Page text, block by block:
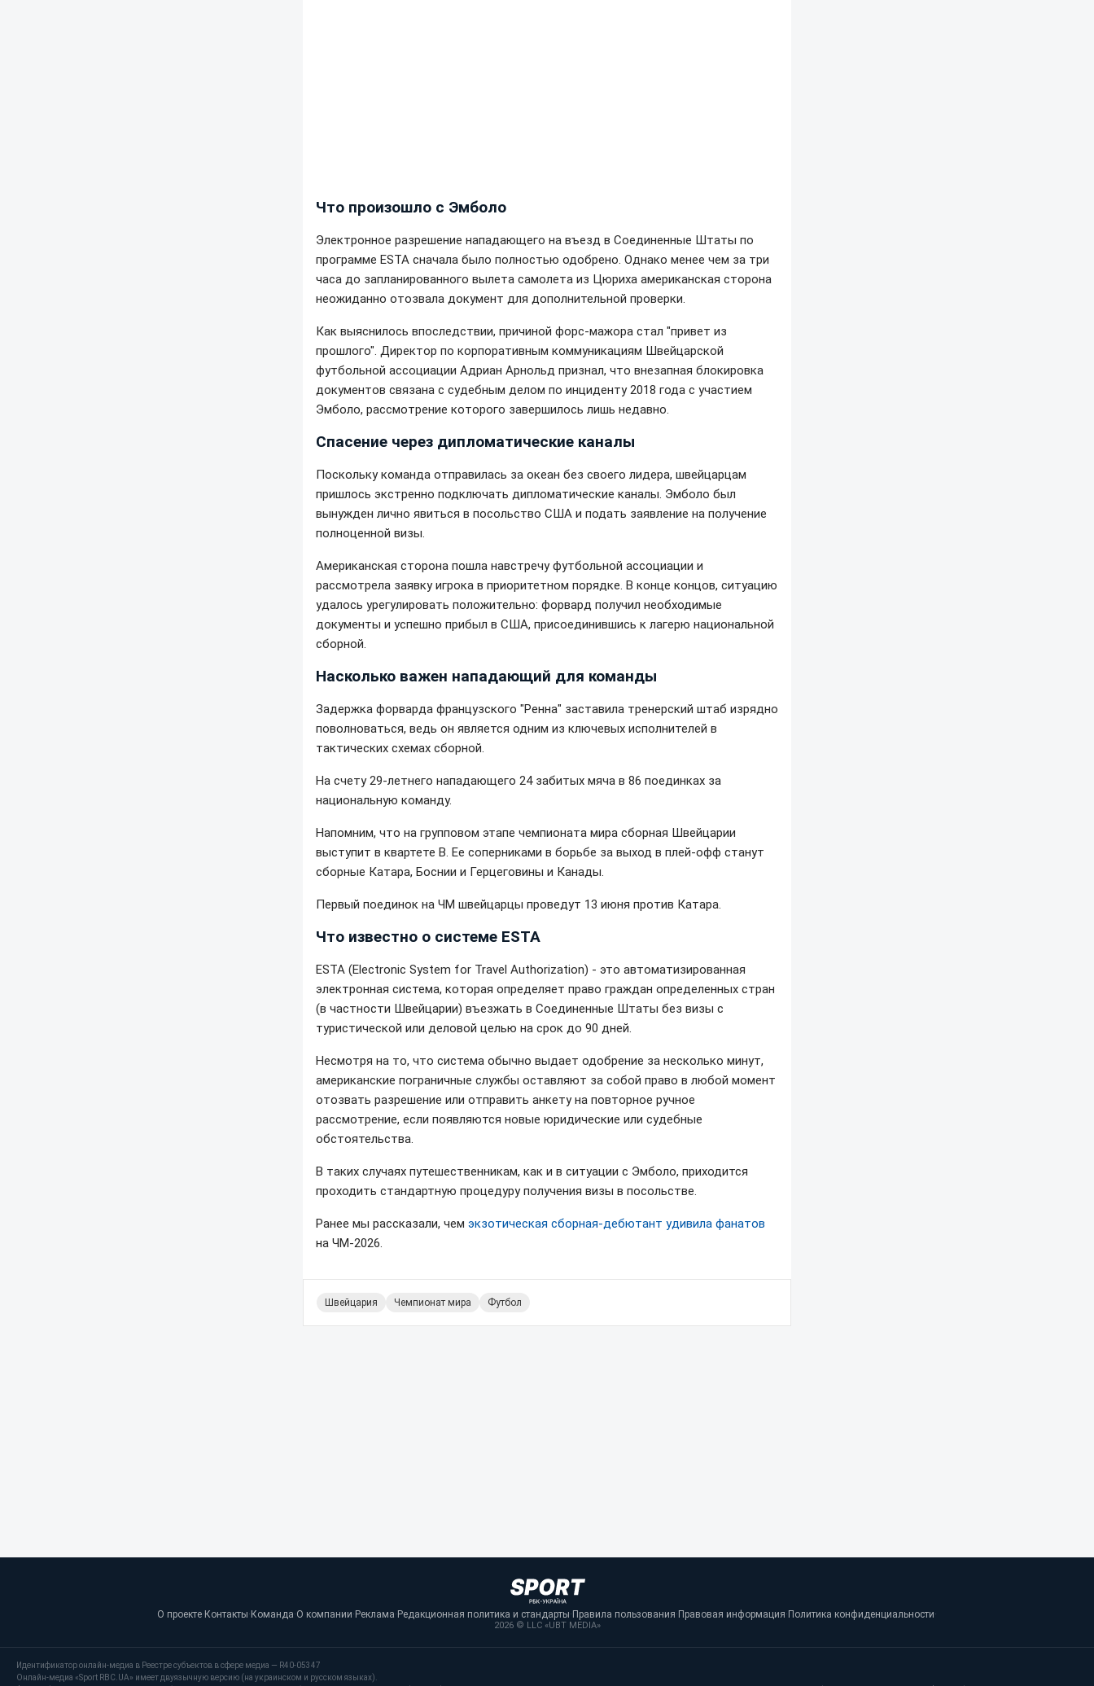
Что произошло с Эмболо
Электронное разрешение нападающего на въезд в Соединенные Штаты по
программе ESTA сначала было полностью одобрено. Однако менее чем за три
часа до запланированного вылета самолета из Цюриха американская сторона
неожиданно отозвала документ для дополнительной проверки.
Как выяснилось впоследствии, причиной форс-мажора стал "привет из
прошлого". Директор по корпоративным коммуникациям Швейцарской
футбольной ассоциации Адриан Арнольд признал, что внезапная блокировка
документов связана с судебным делом по инциденту 2018 года с участием
Эмболо, рассмотрение которого завершилось лишь недавно.
Спасение через дипломатические каналы
Поскольку команда отправилась за океан без своего лидера, швейцарцам
пришлось экстренно подключать дипломатические каналы. Эмболо был
вынужден лично явиться в посольство США и подать заявление на получение
полноценной визы.
Американская сторона пошла навстречу футбольной ассоциации и
рассмотрела заявку игрока в приоритетном порядке. В конце концов, ситуацию
удалось урегулировать положительно: форвард получил необходимые
документы и успешно прибыл в США, присоединившись к лагерю национальной
сборной.
Насколько важен нападающий для команды
Задержка форварда французского "Ренна" заставила тренерский штаб изрядно
поволноваться, ведь он является одним из ключевых исполнителей в
тактических схемах сборной.
На счету 29-летнего нападающего 24 забитых мяча в 86 поединках за
национальную команду.
Напомним, что на групповом этапе чемпионата мира сборная Швейцарии
выступит в квартете B. Ее соперниками в борьбе за выход в плей-офф станут
сборные Катара, Боснии и Герцеговины и Канады.
Первый поединок на ЧМ швейцарцы проведут 13 июня против Катара.
Что известно о системе ESTA
ESTA (Electronic System for Travel Authorization) - это автоматизированная
электронная система, которая определяет право граждан определенных стран
(в частности Швейцарии) въезжать в Соединенные Штаты без визы с
туристической или деловой целью на срок до 90 дней.
Несмотря на то, что система обычно выдает одобрение за несколько минут,
американские пограничные службы оставляют за собой право в любой момент
отозвать разрешение или отправить анкету на повторное ручное
рассмотрение, если появляются новые юридические или судебные
обстоятельства.
В таких случаях путешественникам, как и в ситуации с Эмболо, приходится
проходить стандартную процедуру получения визы в посольстве.
Ранее мы рассказали, чем экзотическая сборная-дебютант удивила фанатов
на ЧМ-2026.
Швейцария Чемпионат мира Футбол
О проекте· Контакты· Команда·О компании· Реклама· Редакционная политика и стандарты· Правила пользования· Правовая информация· Политика конфиденциальности·
2026 © LLC «UBT MEDIA»
Идентификатор онлайн-медиа в Реестре субъектов в сфере медиа — R40-05347
Онлайн-медиа «Sport RBC.UA» имеет двуязычную версию (на украинском и русском языках).